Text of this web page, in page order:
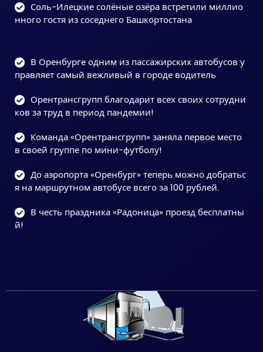
Соль-Илецкие солёные озёра встретили миллио
нного гостя из соседнего Башкортостана
В Оренбурге одним из пассажирских автобусов у
правляет самый вежливый в городе водитель
Орентрансгрупп благодарит всех своих сотрудни
ков за труд в период пандемии!
Команда «Орентрансгрупп» заняла первое место
в своей группе по мини-футболу!
До аэропорта «Оренбург» теперь можно добратьс
я на маршрутном автобусе всего за 100 рублей.
В честь праздника «Радоница» проезд бесплатны
й!